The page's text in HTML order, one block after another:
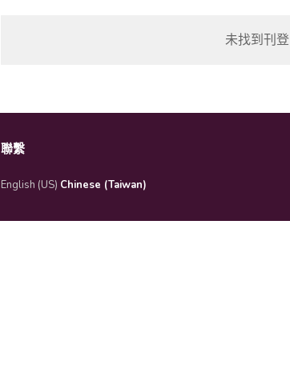
未找到刊登
聯繫
English (US) Chinese (Taiwan)